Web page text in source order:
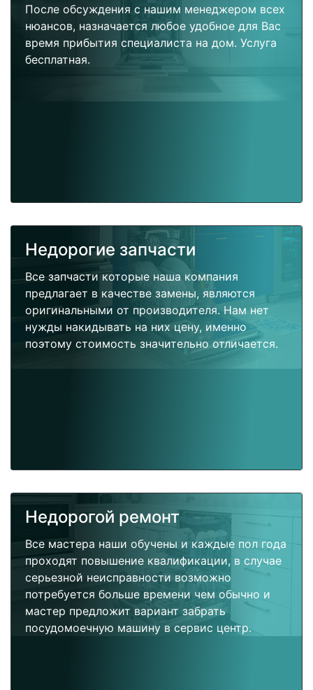
После обсуждения с нашим менеджером всех
нюансов, назначается любое удобное для Вас
время прибытия специалиста на дом. Услуга
бесплатная.
Недорогие запчасти
Все запчасти которые наша компания
предлагает в качестве замены, являются
оригинальными от производителя. Нам нет
нужды накидывать на них цену, именно
поэтому стоимость значительно отличается.
Недорогой ремонт
Все мастера наши обучены и каждые пол года
проходят повышение квалификации, в случае
серьезной неисправности возможно
потребуется больше времени чем обычно и
мастер предложит вариант забрать
посудомоечную машину в сервис центр.